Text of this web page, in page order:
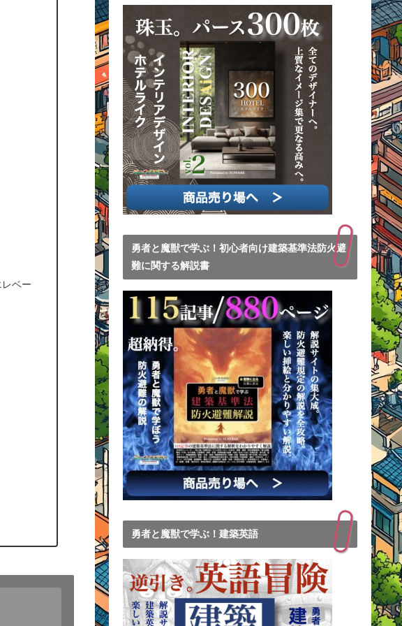
ベー
勇者と魔獣で学ぶ！初心者向け建築基準法防火避
難に関する解説書
勇者と魔獣で学ぶ！建築英語